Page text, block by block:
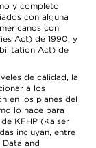
y completo
con alguna
con
Act) de 1990, y
Act) de
de calidad, la
a los
en los planes del
lo hace para
KFHP (Kaiser
incluyan, entre
and